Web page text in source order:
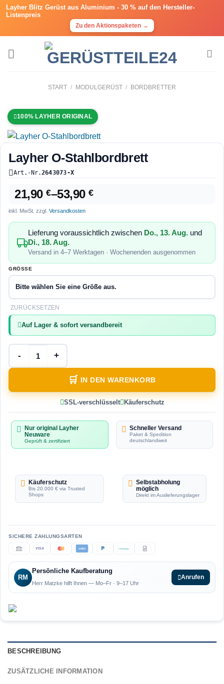
Layher Blitz Gerüst aus Aluminium - 30 % auf den Hersteller-
Listenpreis
Zu den Aktionspaketen →
START / MODULGERÜST / BORDBRETTER
100% LAYHER ORIGINAL
Layher O-Stahlbordbrett
Art.-Nr.2643073-X
21,90€–53,90€
inkl. MwSt. zzgl. Versandkosten
Lieferung voraussichtlich zwischen Do., 13. Aug. und
Di., 18. Aug.
Versand in 4–7 Werktagen · Wochenenden ausgenommen
GRÖSSE
ZURÜCKSETZEN
Auf Lager & sofort versandbereit
IN DEN WARENKORB
SSL-verschlüsselt Käuferschutz
Nur original Layher
Neuware
Geprüft & zertifiziert
Schneller Versand
Paket & Spedition
deutschlandweit
Käuferschutz
Bis 20.000 € via Trusted
Shops
Selbstabholung
möglich
Direkt im Auslieferungslager
VISA AMEX ratepay
RM
Persönliche Kaufberatung
Herr Matzke hilft Ihnen — Mo–Fr · 9–17 Uhr
Anrufen
BESCHREIBUNG
ZUSÄTZLICHE INFORMATION